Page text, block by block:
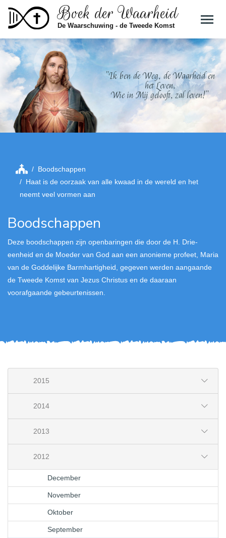
Skip to main contentBoek der Waarheid
De Waarschuwing - de Tweede Komst
"Ik ben de Weg, de Waarheid en
het Leven.
Wie in Mij gelooft, zal leven!"
Boodschappen
Haat is de oorzaak van alle kwaad in de wereld en het
neemt veel vormen aan
Boodschappen
Deze boodschappen zijn openbaringen die door de H. Drie-
eenheid en de Moeder van God aan een anonieme profeet, Maria
van de Goddelijke Barmhartigheid, gegeven werden aangaande
de Tweede Komst van Jezus Christus en de daaraan
voorafgaande gebeurtenissen.
2015
2014
2013
2012
December
November
Oktober
September